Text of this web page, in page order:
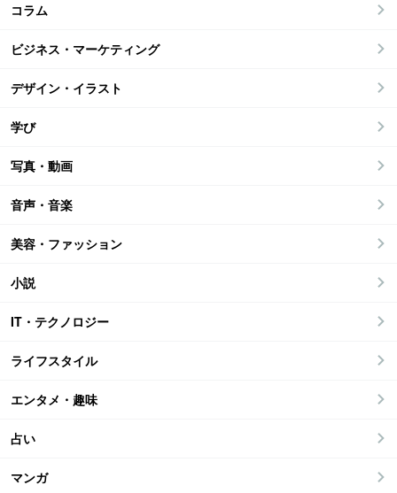
コラム
ビジネス・マーケティング
デザイン・イラスト
学び
写真・動画
音声・音楽
美容・ファッション
小説
IT・テクノロジー
ライフスタイル
エンタメ・趣味
占い
マンガ